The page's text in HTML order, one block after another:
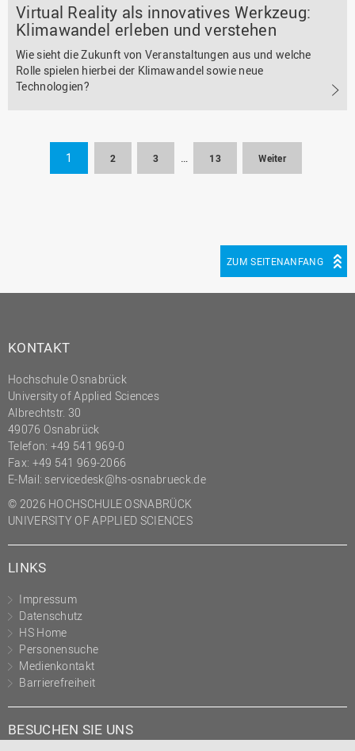
Virtual Reality als innovatives Werkzeug:
Klimawandel erleben und verstehen
Wie sieht die Zukunft von Veranstaltungen aus und welche
Rolle spielen hierbei der Klimawandel sowie neue
Technologien?
1 2 3 13 Weiter
ZUM SEITENANFANG
KONTAKT
Hochschule Osnabrück
University of Applied Sciences
Albrechtstr. 30
49076 Osnabrück
Telefon: +49 541 969-0
Fax: +49 541 969-2066
E-Mail: servicedesk@hs-osnabrueck.de
© 2026 HOCHSCHULE OSNABRÜCK
UNIVERSITY OF APPLIED SCIENCES
LINKS
Impressum
Datenschutz
HS Home
Personensuche
Medienkontakt
Barrierefreiheit
BESUCHEN SIE UNS